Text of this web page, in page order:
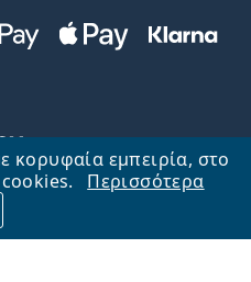
κορυφαία εμπειρία, στο
Περισσότερα